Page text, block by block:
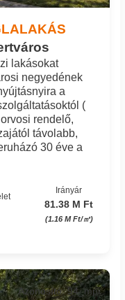
lakásokat
negyedének
a
(
rendelő,
távolabb,
30 éve a
Irányár
81.38 M Ft
(1.16 M Ft/㎡)
Azonosító: 94_mpi